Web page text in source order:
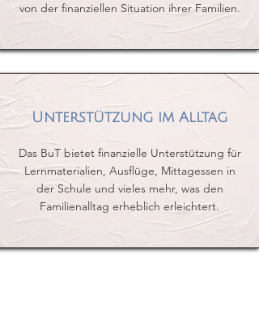
von der finanziellen Situation ihrer Familien.
Unterstützung im Alltag
Das BuT bietet finanzielle Unterstützung für
Lernmaterialien, Ausflüge, Mittagessen in
der Schule und vieles mehr, was den
Familienalltag erheblich erleichtert.